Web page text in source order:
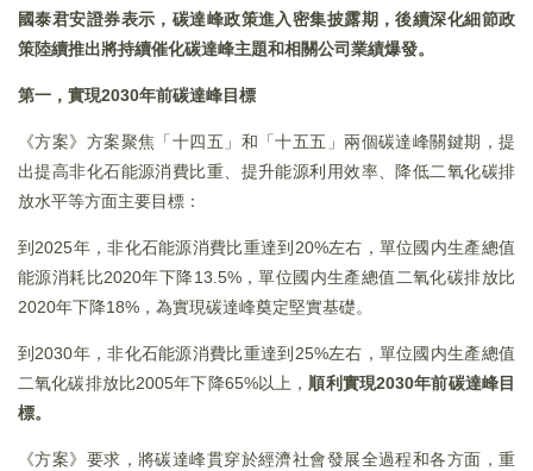
國泰君安證券表示，碳達峰政策進入密集披露期，後續深化細節政
策陸續推出將持續催化碳達峰主題和相關公司業績爆發。
第一，實現2030年前碳達峰目標
《方案》方案聚焦「十四五」和「十五五」兩個碳達峰關鍵期，提
出提高非化石能源消費比重、提升能源利用效率、降低二氧化碳排
放水平等方面主要目標：
到2025年，非化石能源消費比重達到20%左右，單位國内生產總值
能源消耗比2020年下降13.5%，單位國内生產總值二氧化碳排放比
2020年下降18%，為實現碳達峰奠定堅實基礎。
到2030年，非化石能源消費比重達到25%左右，單位國内生產總值
二氧化碳排放比2005年下降65%以上， 順利實現2030年前碳達峰目
標。
《方案》要求，將碳達峰貫穿於經濟社會發展全過程和各方面，重